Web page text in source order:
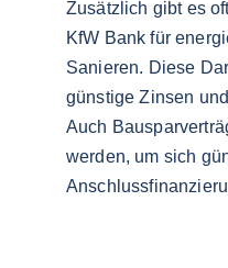
Zusätzlich gibt es
KfW Bank für
Sanieren. Diese
günstige Zinsen
Auch
werden, um sich